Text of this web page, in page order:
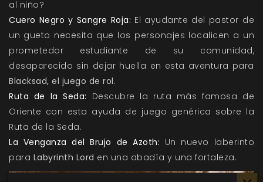
al niño?
Cuero Negro y Sangre Roja: El ayudante del pastor de
un gueto necesita que los personajes localicen a un
prometedor estudiante de su comunidad,
desaparecido sin dejar huella en esta aventura para
Blacksad, el juego de rol.
Ruta de la Seda: Descubre la ruta más famosa de
Oriente con esta ayuda de juego genérica sobre la
Ruta de la Seda.
La Venganza del Brujo de Azoth: Un nuevo laberinto
para Labyrinth Lord en una abadía y una fortaleza.